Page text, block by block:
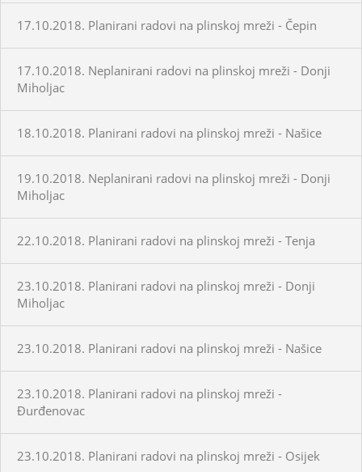
17.10.2018. Planirani radovi na plinskoj mreži - Čepin
17.10.2018. Neplanirani radovi na plinskoj mreži - Donji
Miholjac
18.10.2018. Planirani radovi na plinskoj mreži - Našice
19.10.2018. Neplanirani radovi na plinskoj mreži - Donji
Miholjac
22.10.2018. Planirani radovi na plinskoj mreži - Tenja
23.10.2018. Planirani radovi na plinskoj mreži - Donji
Miholjac
23.10.2018. Planirani radovi na plinskoj mreži - Našice
23.10.2018. Planirani radovi na plinskoj mreži -
Đurđenovac
23.10.2018. Planirani radovi na plinskoj mreži - Osijek